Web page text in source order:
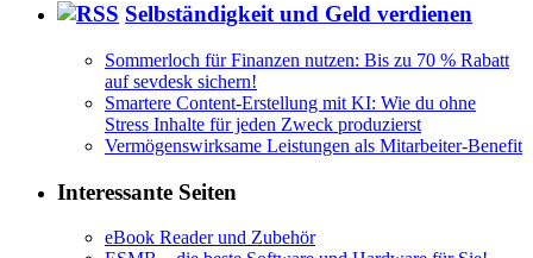
Selbständigkeit und Geld verdienen
Sommerloch für Finanzen nutzen: Bis zu 70 % Rabatt
auf sevdesk sichern!
Smartere Content-Erstellung mit KI: Wie du ohne
Stress Inhalte für jeden Zweck produzierst
Vermögenswirksame Leistungen als Mitarbeiter-Benefit
Interessante Seiten
eBook Reader und Zubehör